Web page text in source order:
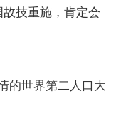
技重施，肯定会
的世界第二人口大